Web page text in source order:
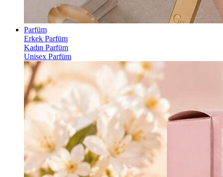
Parfüm
Erkek Parfüm
Kadın Parfüm
Unisex Parfüm